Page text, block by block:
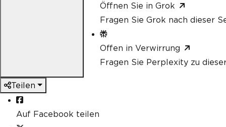
Öffnen Sie in Grok
Fragen Sie Grok nach dieser
Offen in Verwirrung
Fragen Sie Perplexity zu
Teilen
Auf Facebook teilen